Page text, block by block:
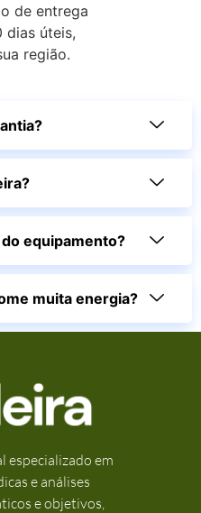
de entrega
dias úteis,
região.
equipamento?
muita energia?
especializado em
e análises
e objetivos,